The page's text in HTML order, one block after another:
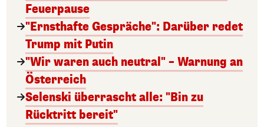
Feuerpause
"Ernsthafte Gespräche": Darüber redet
Trump mit Putin
"Wir waren auch neutral" – Warnung an
Österreich
Selenski überrascht alle: "Bin zu
Rücktritt bereit"